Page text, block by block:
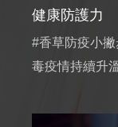
健康防護力
#香草防疫小
毒疫情持續升
內的｢茶樹精